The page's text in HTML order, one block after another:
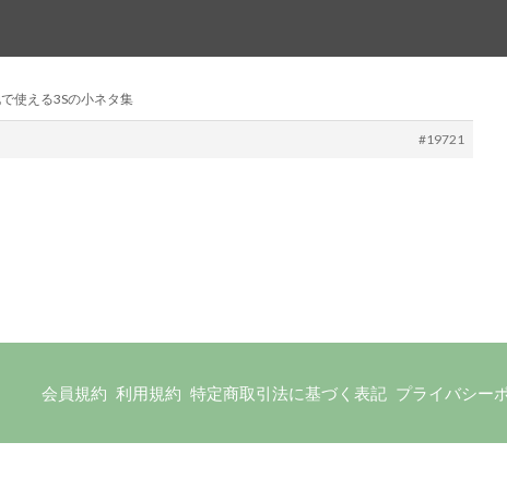
使える3Sの小ネタ集
#19721
会員規約 利用規約 特定商取引法に基づく表記 プライバシー